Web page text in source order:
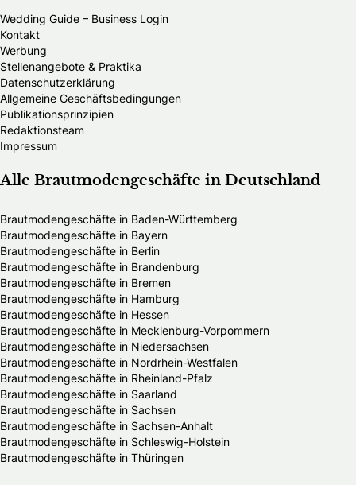
Wedding Guide – Business Login
Kontakt
Werbung
Stellenangebote & Praktika
Datenschutzerklärung
Allgemeine Geschäftsbedingungen
Publikationsprinzipien
Redaktionsteam
Impressum
Alle Brautmodengeschäfte in Deutschland
Brautmodengeschäfte in Baden-Württemberg
Brautmodengeschäfte in Bayern
Brautmodengeschäfte in Berlin
Brautmodengeschäfte in Brandenburg
Brautmodengeschäfte in Bremen
Brautmodengeschäfte in Hamburg
Brautmodengeschäfte in Hessen
Brautmodengeschäfte in Mecklenburg-Vorpommern
Brautmodengeschäfte in Niedersachsen
Brautmodengeschäfte in Nordrhein-Westfalen
Brautmodengeschäfte in Rheinland-Pfalz
Brautmodengeschäfte in Saarland
Brautmodengeschäfte in Sachsen
Brautmodengeschäfte in Sachsen-Anhalt
Brautmodengeschäfte in Schleswig-Holstein
Brautmodengeschäfte in Thüringen